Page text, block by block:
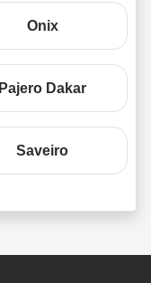
Onix
Pajero Dakar
Saveiro